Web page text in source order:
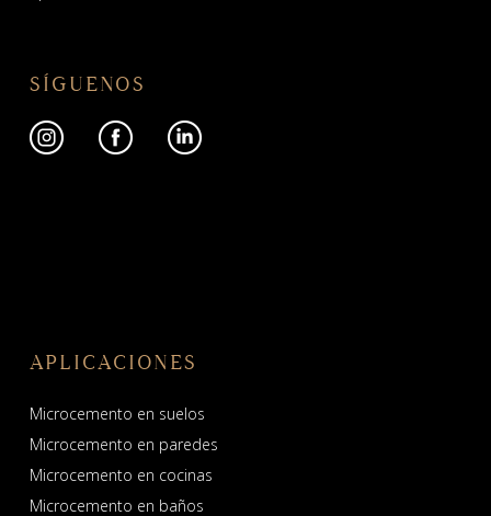
SÍGUENOS
APLICACIONES
Microcemento en suelos
Microcemento en paredes
Microcemento en cocinas
Microcemento en baños